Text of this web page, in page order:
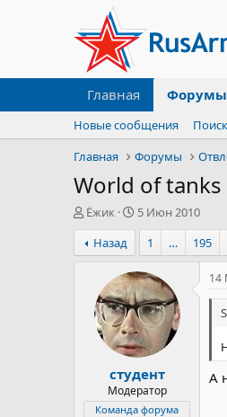
Главная Форумы
Новые сообщения
Главная
Форумы
World of tanks
А
в
т
о
Ёжик
Д
а
а
н
а
ч
а
л
а
5 Июн 2010
Назад
1 … 195
студент
Модератор
Команда форума
14
А